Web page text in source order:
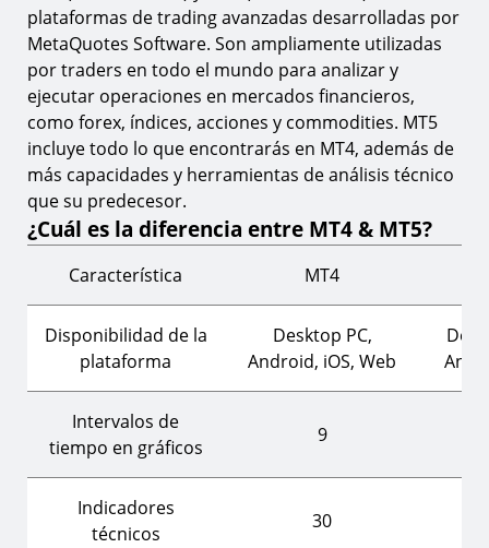
plataformas de trading avanzadas desarrolladas por
MetaQuotes Software. Son ampliamente utilizadas
por traders en todo el mundo para analizar y
ejecutar operaciones en mercados financieros,
como forex, índices, acciones y commodities. MT5
incluye todo lo que encontrarás en MT4, además de
más capacidades y herramientas de análisis técnico
que su predecesor.
¿Cuál es la diferencia entre MT4 & MT5?
Característica MT4
Disponibilidad de la
plataforma
Desktop PC,
Android, iOS, Web
Intervalos de
tiempo en gráficos
9
Indicadores
técnicos
30